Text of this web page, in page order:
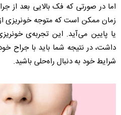
اما در صورتی که فک بالایی بعد از
زمان ممکن است که متوجه خونریزی
داشت، در نتیجه شما باید با جراح
شرایط خود به دنبال راه‌حلی باشید.